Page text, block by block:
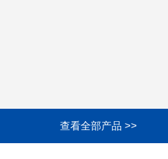
查看全部产品 >>